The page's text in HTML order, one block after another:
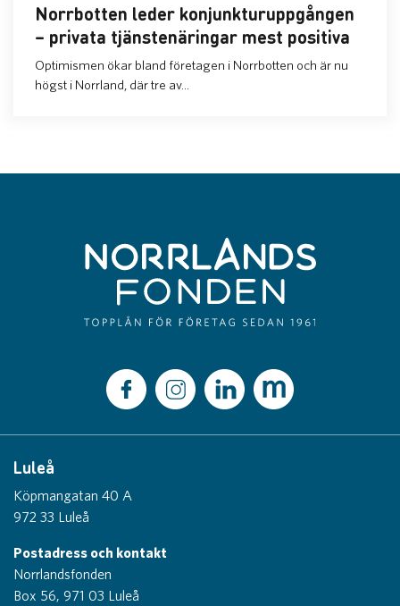
Norrbotten leder konjunkturuppgången
– privata tjänstenäringar mest positiva
Optimismen ökar bland företagen i Norrbotten och är nu
högst i Norrland, där tre av...
Luleå
Köpmangatan 40 A
972 33 Luleå
Postadress och kontakt
Norrlandsfonden
Box 56, 971 03 Luleå